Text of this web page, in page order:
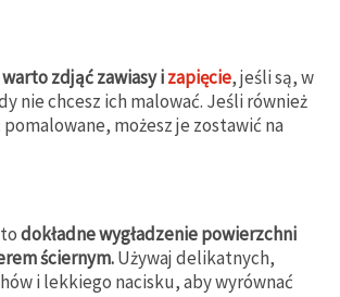
zdjąć zawiasy izapięcie, jeśli są, w
nie chcesz ich malować. Jeśli również
możesz je zostawić na
dokładne wygładzenie powierzchni
ściernym.Używaj delikatnych,
i lekkiego nacisku, aby wyrównać